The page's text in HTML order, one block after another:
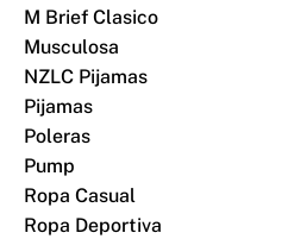
M Brief Clasico
Musculosa
NZLC Pijamas
Pijamas
Poleras
Pump
Ropa Casual
Ropa Deportiva